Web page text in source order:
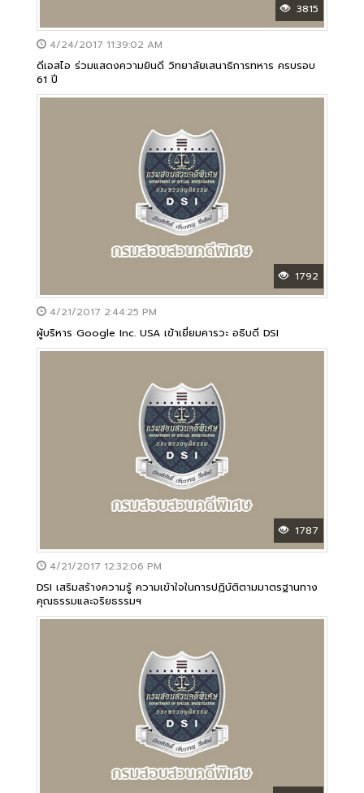
3815
4/24/2017 11:39:02 AM
ดีเอสไอ ร่วมแสดงความยินดี วิทยาลัยเสนาธิการทหาร ครบรอบ
61 ปี
1792
4/21/2017 2:44:25 PM
ผู้บริหาร Google Inc. USA เข้าเยี่ยมคารวะ อธิบดี DSI
1787
4/21/2017 12:32:06 PM
DSI เสริมสร้างความรู้ ความเข้าใจในการปฏิบัติตามมาตรฐานทาง
คุณธรรมและจริยธรรมฯ